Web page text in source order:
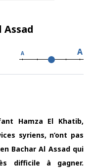
Assad
A A
Hamza El Khatib,
syriens, n’ont pas
Bachar Al Assad qui
difficile à gagner.